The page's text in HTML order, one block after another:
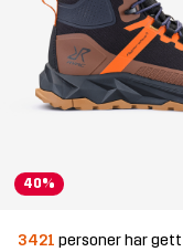
40%
3421 personer har